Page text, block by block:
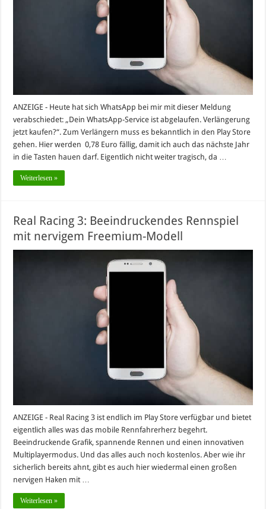
ANZEIGE - Heute hat sich WhatsApp bei mir mit dieser Meldung
verabschiedet: „Dein WhatsApp-Service ist abgelaufen. Verlängerung
jetzt kaufen?“. Zum Verlängern muss es bekanntlich in den Play Store
gehen. Hier werden 0,78 Euro fällig, damit ich auch das nächste Jahr
in die Tasten hauen darf. Eigentlich nicht weiter tragisch, da …
Weiterlesen »
Real Racing 3: Beeindruckendes Rennspiel
mit nervigem Freemium-Modell
ANZEIGE - Real Racing 3 ist endlich im Play Store verfügbar und bietet
eigentlich alles was das mobile Rennfahrerherz begehrt.
Beeindruckende Grafik, spannende Rennen und einen innovativen
Multiplayermodus. Und das alles auch noch kostenlos. Aber wie ihr
sicherlich bereits ahnt, gibt es auch hier wiedermal einen großen
nervigen Haken mit …
Weiterlesen »